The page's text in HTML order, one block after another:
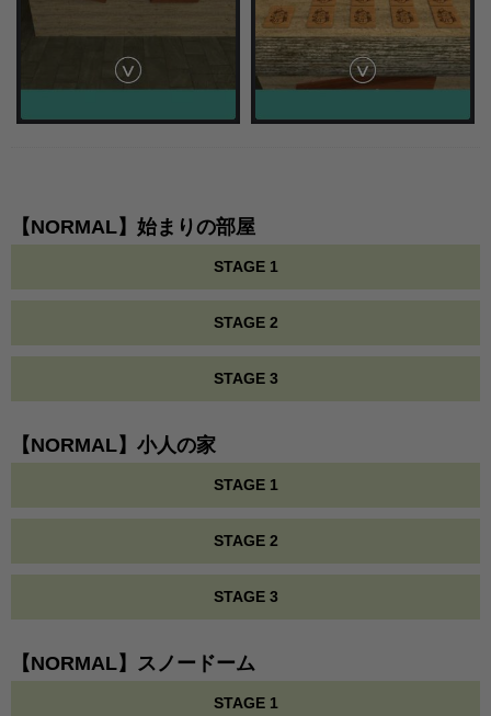
【NORMAL】始まりの部屋
STAGE 1
STAGE 2
STAGE 3
【NORMAL】小人の家
STAGE 1
STAGE 2
STAGE 3
【NORMAL】スノードーム
STAGE 1